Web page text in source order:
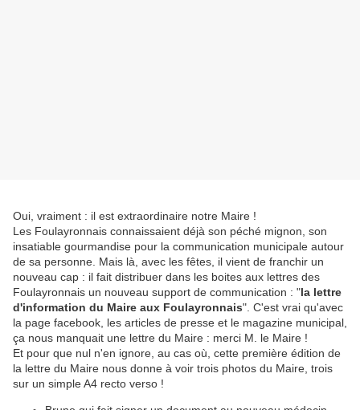
Oui, vraiment : il est extraordinaire notre Maire !
Les Foulayronnais connaissaient déjà son péché mignon, son
insatiable gourmandise pour la communication municipale autour
de sa personne. Mais là, avec les fêtes, il vient de franchir un
nouveau cap : il fait distribuer dans les boites aux lettres des
Foulayronnais un nouveau support de communication : "la lettre
d'information du Maire aux Foulayronnais". C'est vrai qu'avec
la page facebook, les articles de presse et le magazine municipal,
ça nous manquait une lettre du Maire : merci M. le Maire !
Et pour que nul n'en ignore, au cas où, cette première édition de
la lettre du Maire nous donne à voir trois photos du Maire, trois
sur un simple A4 recto verso !